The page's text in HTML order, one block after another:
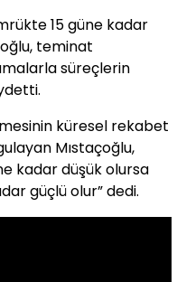
15 güne kadar
teminat
süreçlerin
küresel rekabet
Mıstaçoğlu,
kadar düşük olursa
güçlü olur” dedi.